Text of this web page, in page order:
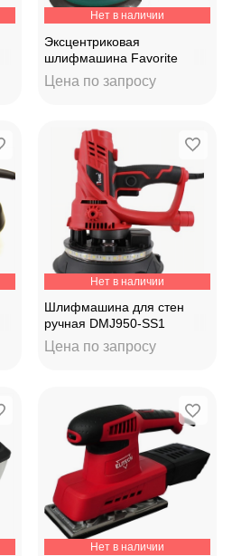
Нет в наличии
Эксцентриковая
шлифмашина Favorite
OS600/125-150
Цена по запросу
Нет в наличии
Шлифмашина для стен
ручная DMJ950-SS1
Цена по запросу
Нет в наличии